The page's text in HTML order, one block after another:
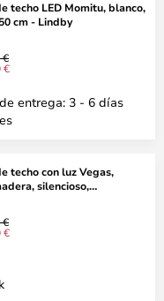
techo LED Momitu, blanco,
cm - Lindby
€
€
entrega: 3 - 6 días
techo con luz Vegas,
silencioso,
€
€